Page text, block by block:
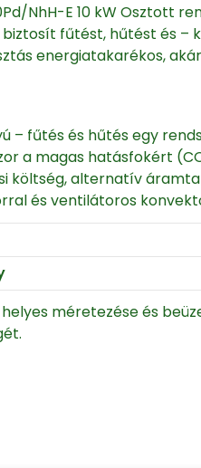
NhH-E 10 kW Osztott
fűtést, hűtést és –
energiatakarékos,
– fűtés és hűtés egy
a magas hatásfokért
költség, alternatív
és ventilátoros
méretezése és